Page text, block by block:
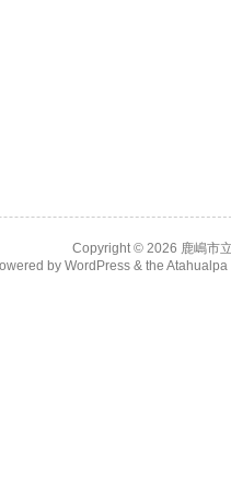
Copyright © 2026 鹿嶋市
by WordPress& the Atahualpa